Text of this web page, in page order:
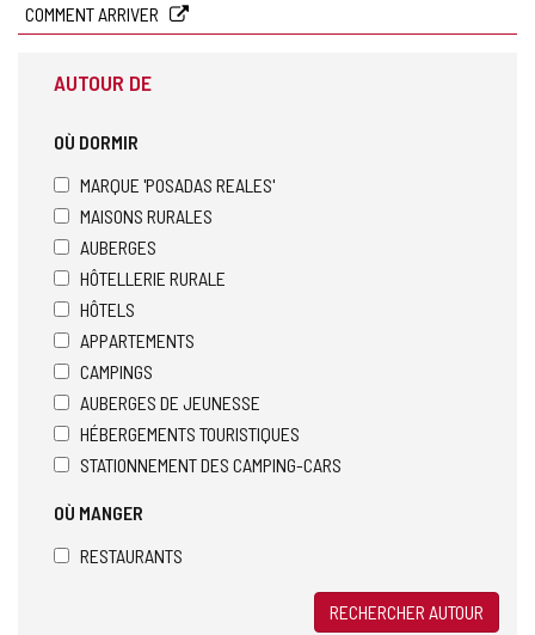
COMMENT ARRIVER
AUTOUR DE
OÙ DORMIR
MARQUE 'POSADAS REALES'
MAISONS RURALES
AUBERGES
HÔTELLERIE RURALE
HÔTELS
APPARTEMENTS
CAMPINGS
AUBERGES DE JEUNESSE
HÉBERGEMENTS TOURISTIQUES
STATIONNEMENT DES CAMPING-CARS
OÙ MANGER
RESTAURANTS
RECHERCHER AUTOUR